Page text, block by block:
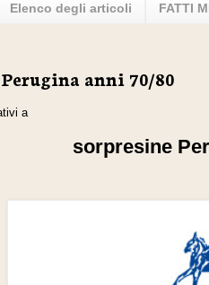
Elenco degli articoli FATTI
anni 70/80
a
sorpresine